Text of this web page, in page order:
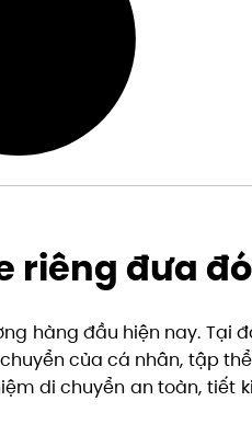
riêng đưa
hàng đầu hiện nay.
của cá nhân, tập
di chuyển an toàn, tiết